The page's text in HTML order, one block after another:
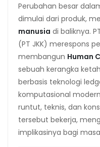
Perubahan besar
dimulai dari produk,
manusia di baliknya.
(PT JKK) merespons
membangun Human
sebuah kerangka
berbasis teknologi
komputasional
runtut, teknis, dan
tersebut bekerja,
implikasinya bagi